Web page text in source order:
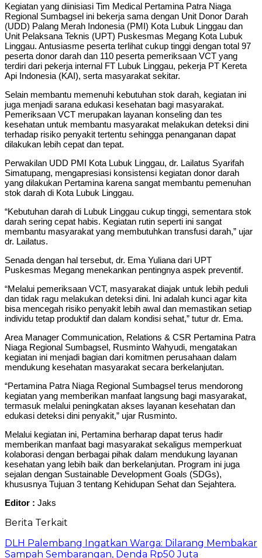
Kegiatan yang diinisiasi Tim Medical Pertamina Patra Niaga
Regional Sumbagsel ini bekerja sama dengan Unit Donor Darah
(UDD) Palang Merah Indonesia (PMI) Kota Lubuk Linggau dan
Unit Pelaksana Teknis (UPT) Puskesmas Megang Kota Lubuk
Linggau. Antusiasme peserta terlihat cukup tinggi dengan total 97
peserta donor darah dan 110 peserta pemeriksaan VCT yang
terdiri dari pekerja internal FT Lubuk Linggau, pekerja PT Kereta
Api Indonesia (KAI), serta masyarakat sekitar.
Selain membantu memenuhi kebutuhan stok darah, kegiatan ini
juga menjadi sarana edukasi kesehatan bagi masyarakat.
Pemeriksaan VCT merupakan layanan konseling dan tes
kesehatan untuk membantu masyarakat melakukan deteksi dini
terhadap risiko penyakit tertentu sehingga penanganan dapat
dilakukan lebih cepat dan tepat.
Perwakilan UDD PMI Kota Lubuk Linggau, dr. Lailatus Syarifah
Simatupang, mengapresiasi konsistensi kegiatan donor darah
yang dilakukan Pertamina karena sangat membantu pemenuhan
stok darah di Kota Lubuk Linggau.
“Kebutuhan darah di Lubuk Linggau cukup tinggi, sementara stok
darah sering cepat habis. Kegiatan rutin seperti ini sangat
membantu masyarakat yang membutuhkan transfusi darah,” ujar
dr. Lailatus.
Senada dengan hal tersebut, dr. Ema Yuliana dari UPT
Puskesmas Megang menekankan pentingnya aspek preventif.
“Melalui pemeriksaan VCT, masyarakat diajak untuk lebih peduli
dan tidak ragu melakukan deteksi dini. Ini adalah kunci agar kita
bisa mencegah risiko penyakit lebih awal dan memastikan setiap
individu tetap produktif dan dalam kondisi sehat,” tutur dr. Ema.
Area Manager Communication, Relations & CSR Pertamina Patra
Niaga Regional Sumbagsel, Rusminto Wahyudi, mengatakan
kegiatan ini menjadi bagian dari komitmen perusahaan dalam
mendukung kesehatan masyarakat secara berkelanjutan.
“Pertamina Patra Niaga Regional Sumbagsel terus mendorong
kegiatan yang memberikan manfaat langsung bagi masyarakat,
termasuk melalui peningkatan akses layanan kesehatan dan
edukasi deteksi dini penyakit,” ujar Rusminto.
Melalui kegiatan ini, Pertamina berharap dapat terus hadir
memberikan manfaat bagi masyarakat sekaligus memperkuat
kolaborasi dengan berbagai pihak dalam mendukung layanan
kesehatan yang lebih baik dan berkelanjutan. Program ini juga
sejalan dengan Sustainable Development Goals (SDGs),
khususnya Tujuan 3 tentang Kehidupan Sehat dan Sejahtera.
Editor : Jaks
Berita Terkait
DLH Palembang Ingatkan Warga: Dilarang Membakar
Sampah Sembarangan, Denda Rp50 Juta